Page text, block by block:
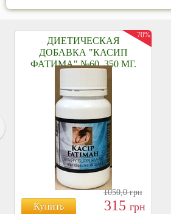
ДИЕТИЧЕСКАЯ
ДОБАВКА "КАСИП
ФАТИМА" №60, 350 МГ.
Купить
1050,0грн
315 грн
70%